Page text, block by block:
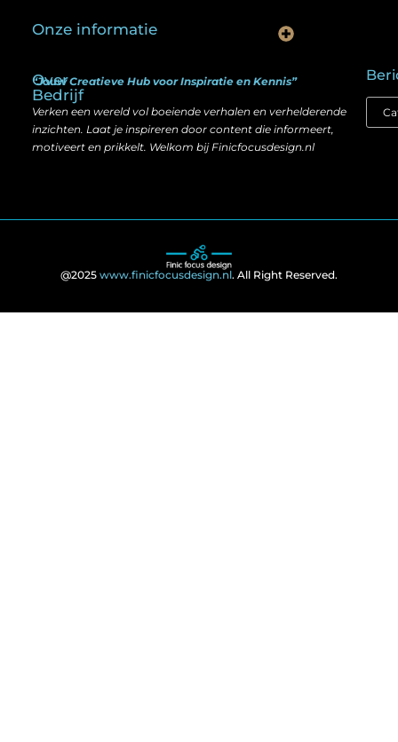
Over
Bedrijf
“Jouw Creatieve Hub voor Inspiratie en Kennis”
Verken een wereld vol boeiende verhalen en verhelderende
inzichten. Laat je inspireren door content die informeert,
motiveert en prikkelt. Welkom bij Finicfocusdesign.nl
Onze informatie
@2025 www.finicfocusdesign.nl. All Right Reserved.